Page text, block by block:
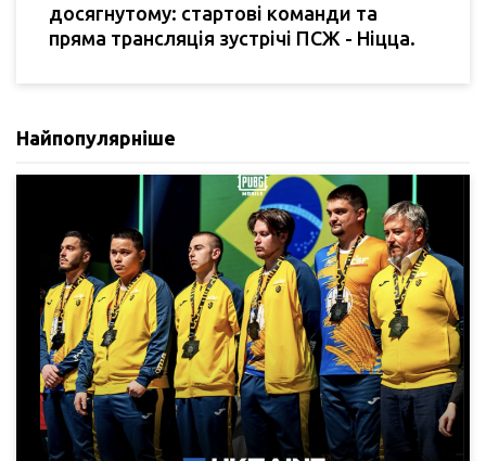
досягнутому: стартові команди та
пряма трансляція зустрічі ПСЖ - Ніцца.
Найпопулярніше